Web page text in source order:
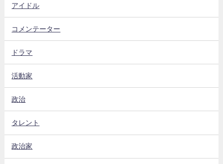
アイドル
コメンテーター
ドラマ
活動家
政治
タレント
政治家